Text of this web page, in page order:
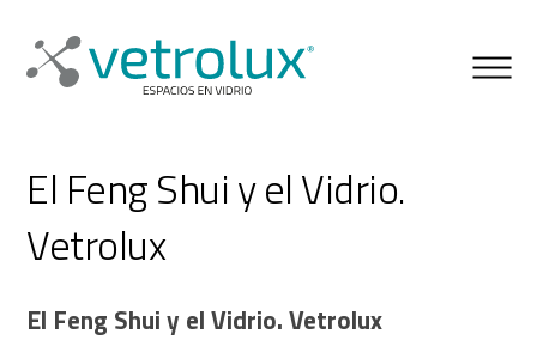
El Feng Shui y el Vidrio.
Vetrolux
El Feng Shui y el Vidrio. Vetrolux